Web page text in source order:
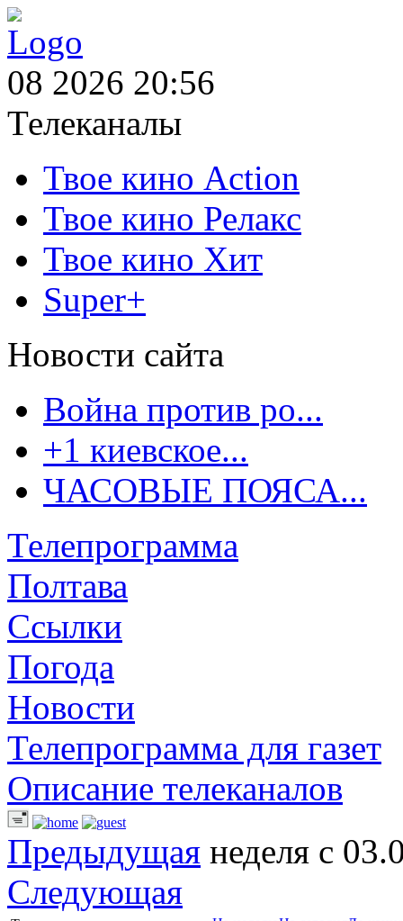
08 2026 20:56
Телеканалы
Твое кино Action
Твое кино Релакс
Твое кино Хит
Super+
Новости сайта
Война против ро...
+1 киевское...
ЧАСОВЫЕ ПОЯСА...
Телепрограмма
Полтава
Ссылки
Погода
Новости
Телепрограмма для газет
Описание телеканалов
Предыдущая неделя с
Следующая